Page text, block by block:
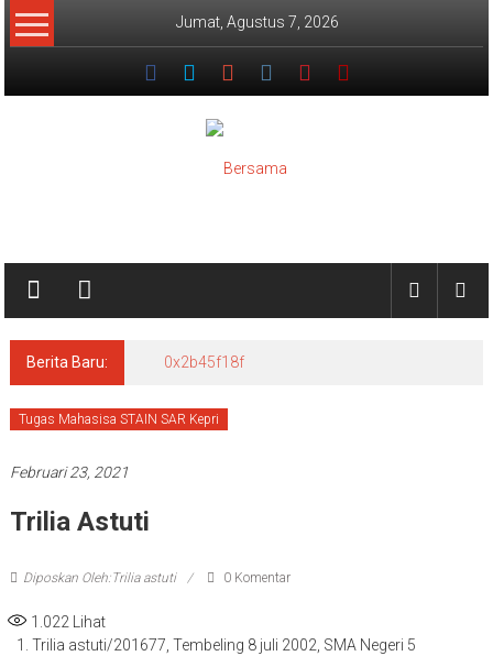
Lompat
ke
Jumat, Agustus 7, 2026
Satrio
Berita Baru: 0x2b45f18f
Tugas Mahasisa STAIN SAR Kepri
Februari 23, 2021
Trilia Astuti
Diposkan Oleh:Trilia astuti 0 Komentar
1.022Lihat
Trilia astuti/201677, Tembeling 8 juli 2002, SMA Negeri 5